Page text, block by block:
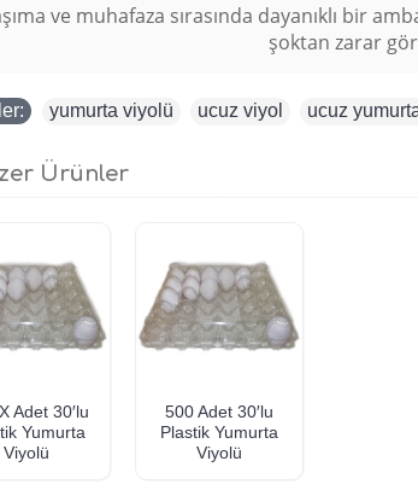
ve muhafaza sırasında dayanıklı bir
şoktan zarar
yumurta viyolü ucuz viyol ucuz
Ürünler
Adet 30′lu
Yumurta
Viyolü
500 Adet 30′lu
Plastik Yumurta
Viyolü